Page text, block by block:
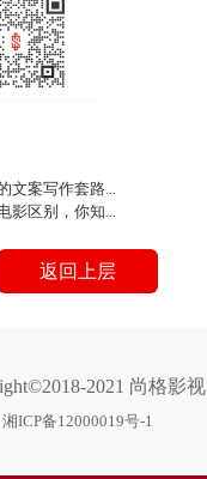
文案写作套路...
影区别，你知...
返回上层
2021 尚格影视
湘ICP备12000019号-1